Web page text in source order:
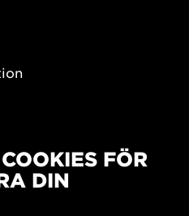
FÖR
DIN